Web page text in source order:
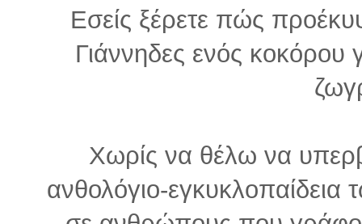
Εσείς ξέρετε πώς
Γιάννηδες ενός κοκόρου
Χωρίς να θέλω να
ανθολόγιο-εγκυκλοπαίδεια